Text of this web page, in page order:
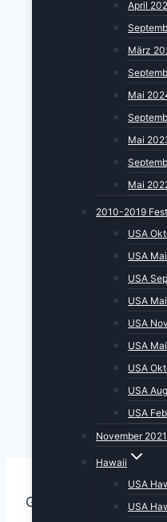
April
März
Mai
Mai
Mai
2010-2019
USA
USA
USA
USA
USA
USA
USA
USA
USA
November
Hawaii
USA
USA
Guten Morgen